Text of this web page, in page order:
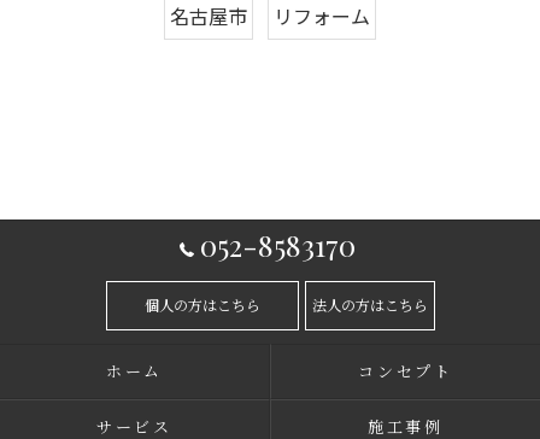
名古屋市 リフォーム
052-8583170
個人の方はこちら 法人の方はこちら
ホーム コンセプト
サービス 施工事例